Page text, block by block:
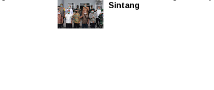
Sintang